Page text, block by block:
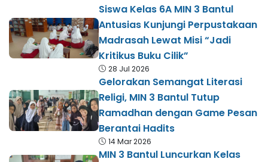
Siswa Kelas 6A MIN 3 Bantul
Antusias Kunjungi Perpustakaan
Madrasah Lewat Misi “Jadi
Kritikus Buku Cilik”
28 Jul 2026
Gelorakan Semangat Literasi
Religi, MIN 3 Bantul Tutup
Ramadhan dengan Game Pesan
Berantai Hadits
14 Mar 2026
MIN 3 Bantul Luncurkan Kelas